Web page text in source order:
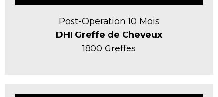
Post-Operation 10 Mois
DHI Greffe de Cheveux
1800 Greffes